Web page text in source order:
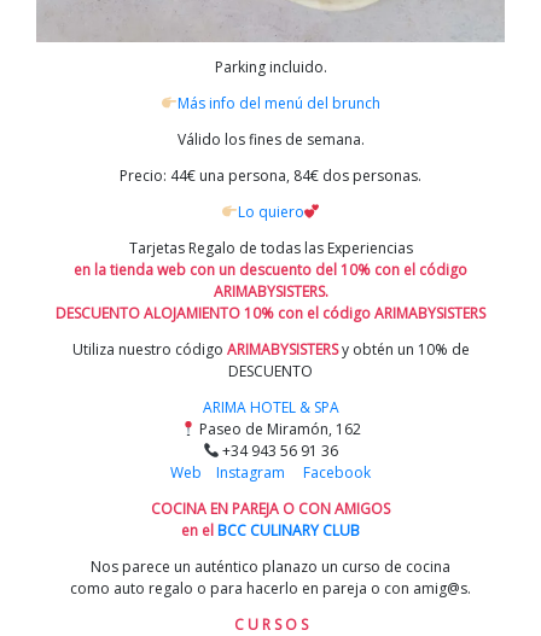
Parking incluido.
Más info del menú del brunch
Válido los fines de semana.
Precio: 44€ una persona, 84€ dos personas.
Lo quiero
Tarjetas Regalo de todas las Experiencias
en la tienda web con un descuento del 10% con el código
ARIMABYSISTERS.
DESCUENTO ALOJAMIENTO 10% con el código ARIMABYSISTERS
Utiliza nuestro código ARIMABYSISTERSy obtén un 10% de
DESCUENTO
ARIMA HOTEL & SPA
Paseo de Miramón, 162
+34 943 56 91 36
Web
Instagram
Facebook
COCINA EN PAREJA O CON AMIGOS
en elBCC CULINARY CLUB
Nos parece un auténtico planazo un curso de cocina
como auto regalo o para hacerlo en pareja o con amig@s.
C U R S O S